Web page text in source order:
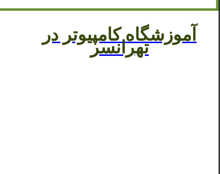
آموزشگاه کامپیوتر در
تهرانسر